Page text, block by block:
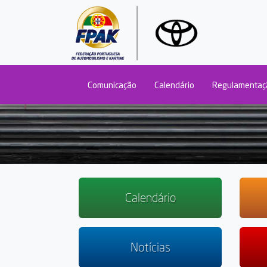
Comunicação Calendário
Calendário
Notícias